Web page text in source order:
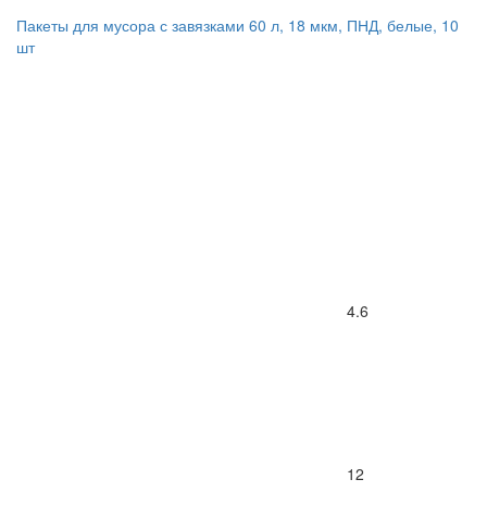
Пакеты для мусора с завязками 60 л, 18 мкм, ПНД, белые, 10
шт
4.6
12